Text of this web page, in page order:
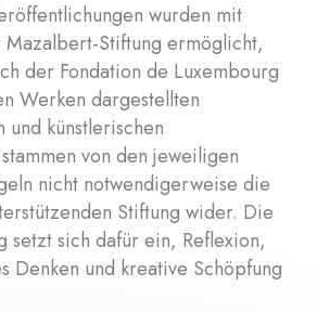
wurden mit
Mazalbert-Stiftung ermöglicht,
der Fondation de Luxembourg
Werken dargestellten
künstlerischen
von den jeweiligen
nicht notwendigerweise die
Stiftung wider. Die
setzt sich dafür ein, Reflexion,
Denken und kreative Schöpfung